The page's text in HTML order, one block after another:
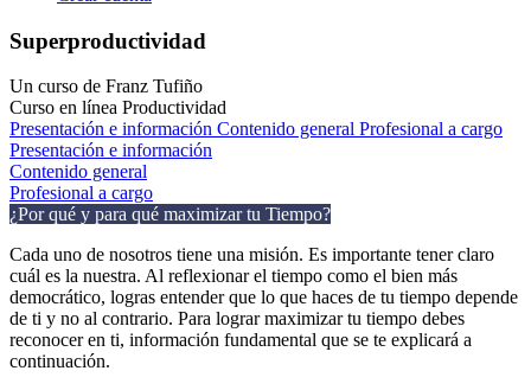
Superproductividad
Un curso de Franz Tufiño
Curso en línea Productividad
Presentación e información Contenido general Profesional a cargo
Presentación e información
Contenido general
Profesional a cargo
¿Por qué y para qué maximizar tu Tiempo?
Cada uno de nosotros tiene una misión. Es importante tener claro
cuál es la nuestra. Al reflexionar el tiempo como el bien más
democrático, logras entender que lo que haces de tu tiempo depende
de ti y no al contrario. Para lograr maximizar tu tiempo debes
reconocer en ti, información fundamental que se te explicará a
continuación.